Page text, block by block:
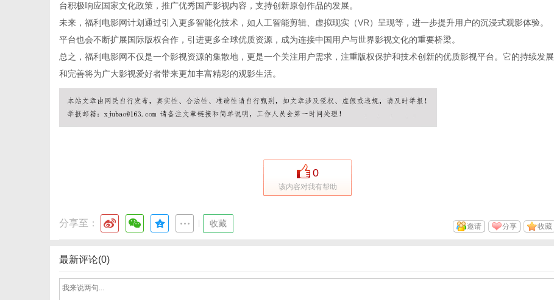
台积极响应国家文化政策，推广优秀国产影视内容，支持创新原创作品的发展。
未来，福利电影网计划通过引入更多智能化技术，如人工智能剪辑、虚拟现实（VR）呈现等，进一步提升用户的沉浸式观影体验。
平台也会不断扩展国际版权合作，引进更多全球优质资源，成为连接中国用户与世界影视文化的重要桥梁。
总之，福利电影网不仅是一个影视资源的集散地，更是一个关注用户需求，注重版权保护和技术创新的优质影视平台。它的持续发展
和完善将为广大影视爱好者带来更加丰富精彩的观影生活。
0
该内容对我有帮助
分享至： 收藏 收藏
分享
邀请
最新评论(0)